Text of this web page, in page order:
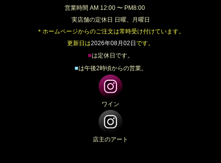
営業時間 AM 12:00 〜 PM8:00
実店舗の定休日 日曜、月曜日
＊ホームページからのご注文は常時受け付けています。
更新日は2026年08月02日です。
■は定休日です。
■は午後2時頃からの営業。
ワイン
店主のアート